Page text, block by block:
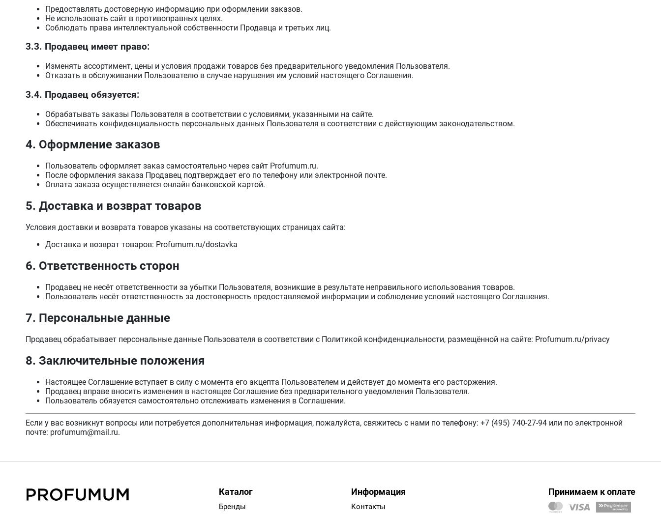
Предоставлять достоверную информацию при оформлении заказов.
Не использовать сайт в противоправных целях.
Соблюдать права интеллектуальной собственности Продавца и третьих лиц.
3.3. Продавец имеет право:
Изменять ассортимент, цены и условия продажи товаров без предварительного уведомления Пользователя.
Отказать в обслуживании Пользователю в случае нарушения им условий настоящего Соглашения.
3.4. Продавец обязуется:
Обрабатывать заказы Пользователя в соответствии с условиями, указанными на сайте.
Обеспечивать конфиденциальность персональных данных Пользователя в соответствии с действующим законодательством.
4. Оформление заказов
Пользователь оформляет заказ самостоятельно через сайт Profumum.ru.
После оформления заказа Продавец подтверждает его по телефону или электронной почте.
Оплата заказа осуществляется онлайн банковской картой.
5. Доставка и возврат товаров
Условия доставки и возврата товаров указаны на соответствующих страницах сайта:
Доставка и возврат товаров: Profumum.ru/dostavka
6. Ответственность сторон
Продавец не несёт ответственности за убытки Пользователя, возникшие в результате неправильного использования товаров.
Пользователь несёт ответственность за достоверность предоставляемой информации и соблюдение условий настоящего Соглашения.
7. Персональные данные
Продавец обрабатывает персональные данные Пользователя в соответствии с Политикой конфиденциальности, размещённой на сайте: Profumum.ru/privacy
8. Заключительные положения
Настоящее Соглашение вступает в силу с момента его акцепта Пользователем и действует до момента его расторжения.
Продавец вправе вносить изменения в настоящее Соглашение без предварительного уведомления Пользователя.
Пользователь обязуется самостоятельно отслеживать изменения в Соглашении.
Если у вас возникнут вопросы или потребуется дополнительная информация, пожалуйста, свяжитесь с нами по телефону: +7 (495) 740-27-94 или по электронной
почте: profumum@mail.ru.
Каталог
Бренды
Информация
Контакты
Принимаем к оплате